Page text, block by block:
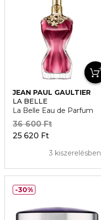
JEAN PAUL GAULTIER
LA BELLE
La Belle Eau de Parfum
25 620 Ft
36 600 Ft
3 kiszerelésben
30%